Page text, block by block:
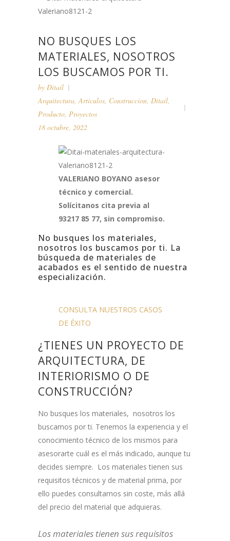
NO BUSQUES LOS
MATERIALES, NOSOTROS
LOS BUSCAMOS POR TI.
by Ditail
Arquitectura,Artículos, Construccion, Ditail,
Producto, Proyectos
18 octubre, 2022
VALERIANO BOYANO asesor
técnico y comercial.
Solícitanos cita previa al
93217 85 77, sin compromiso.
No busques los materiales,
nosotros los buscamos por ti. La
búsqueda de materiales de
acabados es el sentido de nuestra
especialización.
CONSULTA NUESTROS CASOS
DE ÉXITO
¿TIENES UN PROYECTO DE
ARQUITECTURA, DE
INTERIORISMO O DE
CONSTRUCCIÓN?
No busques los materiales, nosotros los
buscamos por ti. Tenemos la experiencia y el
conocimiento técnico de los mismos para
asesorarte cuál es el más indicado, aunque tu
decides siempre. Los materiales tienen sus
requisitos técnicos y de material prima, por
ello puedes consultarnos sin coste, más allá
del precio del material que adquieras.
Los materiales tienen sus requisitos